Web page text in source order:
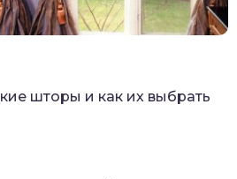
шторы и как их выбрать